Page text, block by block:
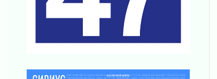
Награды нашли строителей
Ленобласть повышает производительность
03 августа 2026